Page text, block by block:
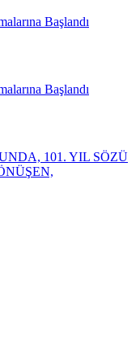
Başlandı
Başlandı
101. YIL SÖZÜ